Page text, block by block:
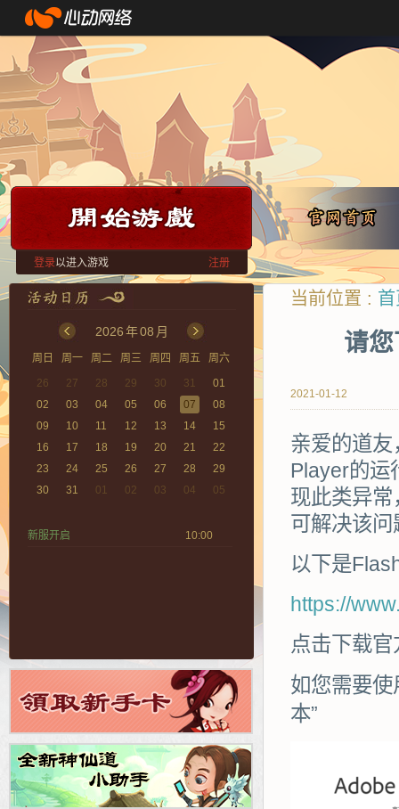
登录以进入游戏 注册
2026年08 月
周日 周一 周二 周三 周四 周五
周六
26
27 28 29 30 31
01
02
03 04 05 06 07
08
09
10 11 12 13 14
15
16
17 18 19 20 21
22
23
24 25 26 27 28
29
30
31 01 02 03 04 05
新服开启 10:00
当前位置 :
请
2021-01-12
亲爱的道
Player的运
现此类异
可解决该
以下是
https://
点击下载
如您需要使
本”